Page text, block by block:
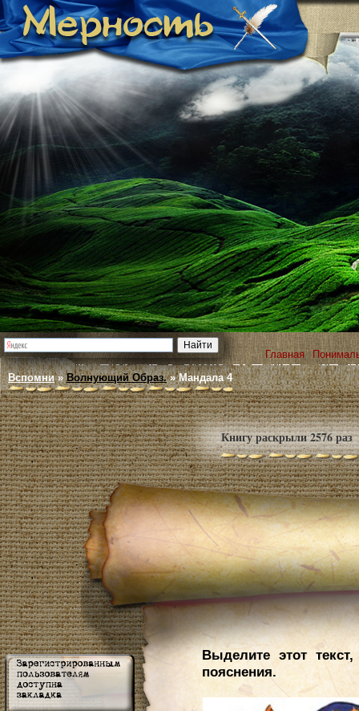
Главная
Вспомни»Волнующий Образ.»Мандала 4
Книгу раскрыли 2576 раз
Выделите этот
пояснения.